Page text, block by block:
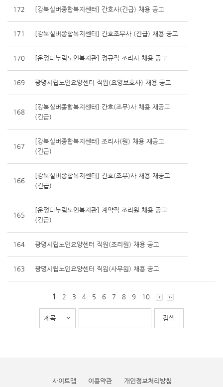
172 [강북실버종합복지센터] 간호사(긴급) 채용 공고
171 [강북실버종합복지센터] 간호조무사 (긴급) 채용 공고
170 [운정다누림노인복지관] 정규직 조리사 채용 공고
169 광명시립노인요양센터 직원(요양보호사) 채용 공고
168
[강북실버종합복지센터] 간호(조무)사 채용 재공고
(긴급)
167
[강북실버종합복지센터] 조리사(원) 채용 재공고
(긴급)
166
[강북실버종합복지센터] 간호(조무)사 채용 재공고
(긴급)
165
[운정다누림노인복지관] 계약직 조리원 채용 공고
(긴급)
164 광명시립노인요양센터 직원(조리원) 채용 공고
163 광명시립노인요양센터 직원(사무원) 채용 공고
1 2 3 4 5 6 7 8 9 10
사이트맵 이용약관 개인정보처리방침